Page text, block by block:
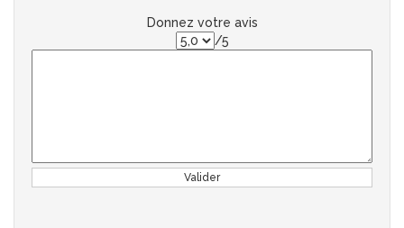
Donnez votre avis
/5
Valider